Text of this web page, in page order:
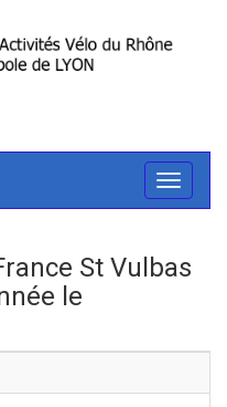
Toggle
St Vulbas
le